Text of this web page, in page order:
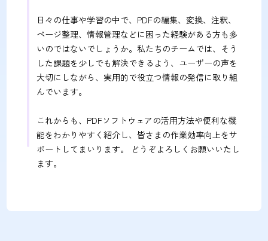
日々の仕事や学習の中で、PDFの編集、変換、注釈、
ページ整理、情報管理などに困った経験がある方も多
いのではないでしょうか。私たちのチームでは、そう
した課題を少しでも解決できるよう、ユーザーの声を
大切にしながら、実用的で役立つ情報の発信に取り組
んでいます。
これからも、PDFソフトウェアの活用方法や便利な機
能をわかりやすく紹介し、皆さまの作業効率向上をサ
ポートしてまいります。 どうぞよろしくお願いいたし
ます。